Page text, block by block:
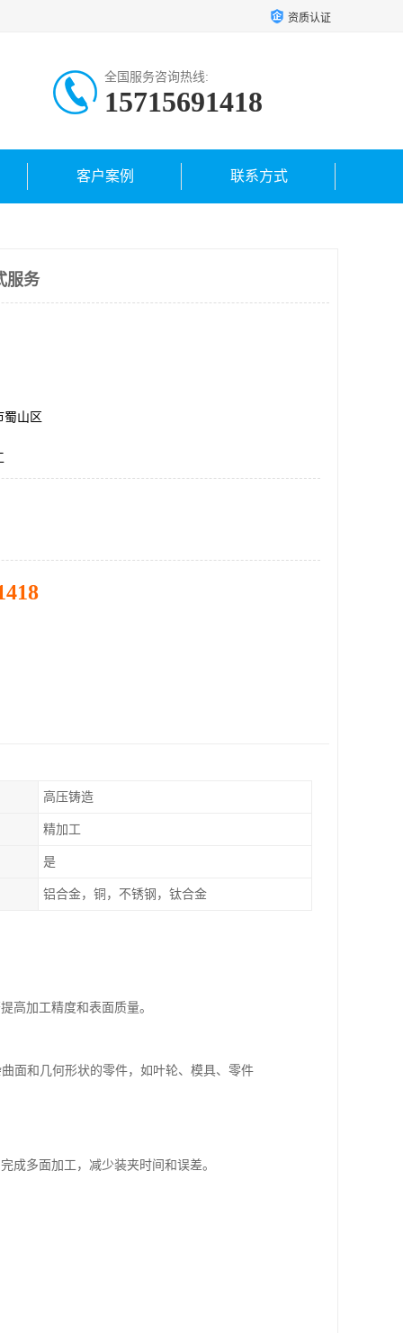
资质认证
全国服务咨询热线:
15715691418
客户案例 联系方式
服务
蜀山区
高压铸造
精加工
是
铝合金，铜，不锈钢，钛合金
高加工精度和表面质量。
面和几何形状的零件，如叶轮、模具、零件
多面加工，减少装夹时间和误差。